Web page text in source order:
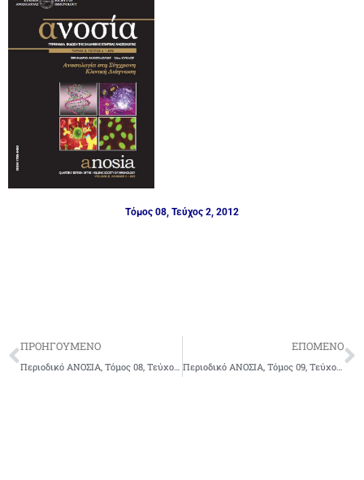
Τόμος 08, Τεύχος 2, 2012
ΠΡΟΗΓΟΥΜΕΝΟ ΕΠΟΜΕΝΟ
Περιοδικό ΑΝΟΣΙΑ, Τόμος 09, Τεύχος 1, 2013